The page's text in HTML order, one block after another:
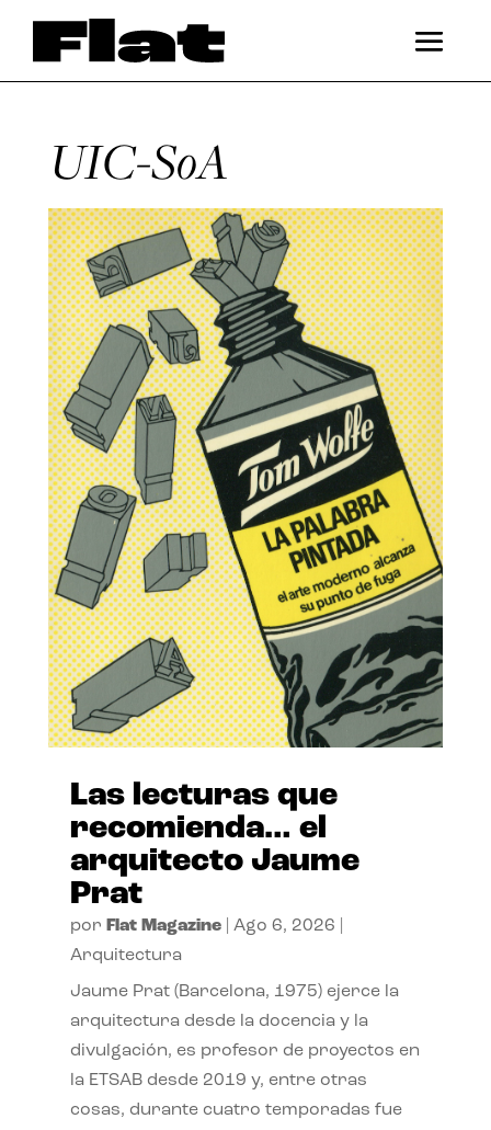
UIC-SoA
Las lecturas que
recomienda… el
arquitecto Jaume
Prat
por Flat Magazine| Ago 6, 2026
Arquitectura
Jaume Prat (Barcelona, 1975) ejerce la
arquitectura desde la docencia y la
divulgación, es profesor de proyectos en
la ETSAB desde 2019 y, entre otras
cosas, durante cuatro temporadas fue